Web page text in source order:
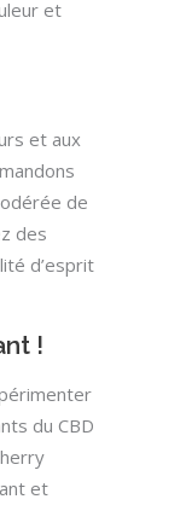
et
et aux
de
des
d’esprit
!
du CBD
et